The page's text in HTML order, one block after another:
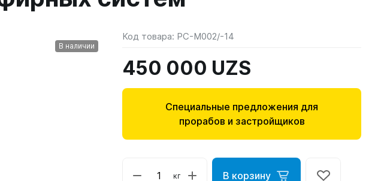
В наличии
Код товара: PC-M002/-14
450 000 UZS
Специальные предложения для
прорабов и застройщиков
кг В корзину